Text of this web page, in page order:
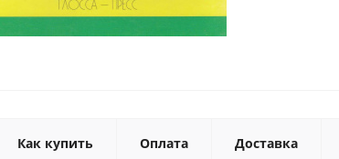
Как купить Оплата Доставка